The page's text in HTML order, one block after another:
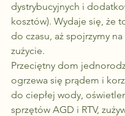
dystrybucyjnych i
kosztów). Wydaje się, że
do czasu, aż spojrzymy
zużycie.
Przeciętny dom
ogrzewa się prądem i
do ciepłej wody,
sprzętów AGD i RTV,